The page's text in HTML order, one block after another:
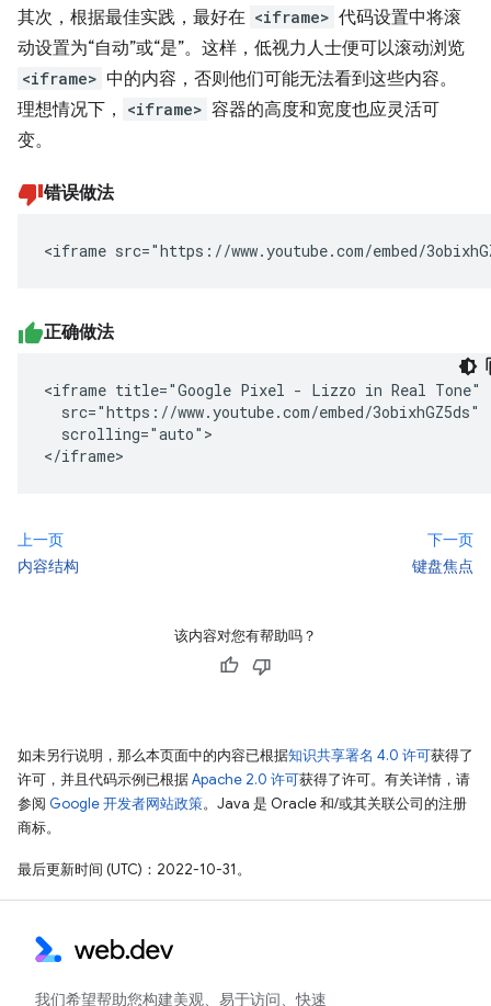
其次，根据最佳实践，最好在 <iframe> 代码设置中将滚
动设置为“自动”或“是”。这样，低视力人士便可以滚动浏览
<iframe> 中的内容，否则他们可能无法看到这些内容。
理想情况下，
<iframe> 容器的高度和宽度也应灵活可
变。
错误做法
<iframe src="https://www.youtube.com/embed/
正确做法
<iframe title="Google Pixel - Lizzo in Real Tone"
  src="https://www.youtube.com/embed/3obixhGZ5ds"
  scrolling="auto">
</iframe>
上一页
内容结构
下一页
键盘焦点
该内容对您有帮助吗？
如未另行说明，那么本页面中的内容已根据知识共享署名 4.0 许可获得了
许可，并且代码示例已根据Apache 2.0 许可获得了许可。有关详情，请
参阅 Google 开发者网站政策。Java 是 Oracle 和/或其关联公司的注册
商标。
最后更新时间 (UTC)：2022-10-31。
我们希望帮助您构建美观、易于访问、快速